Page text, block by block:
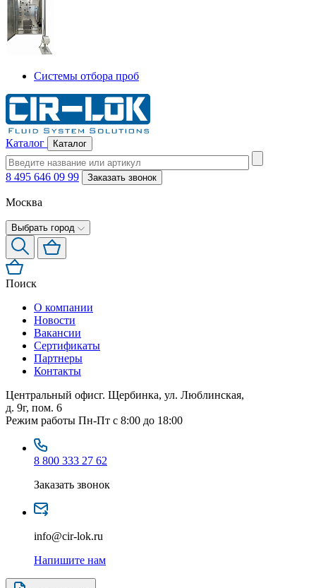
Системы отбора проб
Каталог Каталог
8 495 646 09 99 Заказать звонок
Москва
Выбрать город
Поиск
О компании
Новости
Вакансии
Сертификаты
Партнеры
Контакты
Центральный офисг. Щербинка, ул. Люблинская,
д. 9г, пом. 6
Режим работы Пн-Пт с 8:00 до 18:00
8 800 333 27 62
Заказать звонок
info@cir-lok.ru
Напишите нам